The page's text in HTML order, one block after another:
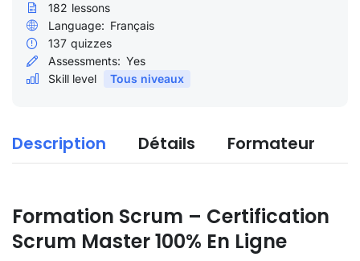
Description Détails Formateur
Formation Scrum – Certification
Scrum Master 100% En Ligne
182 lessons
Language: Français
137 quizzes
Assessments: Yes
Skill level
Tous niveaux